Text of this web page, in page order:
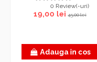
0 Review(-uri)
19,00 lei45,00 lei
Adauga in cos